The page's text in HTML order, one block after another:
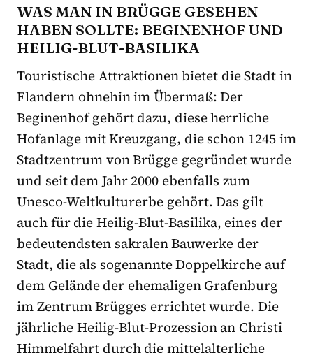
WAS MAN IN BRÜGGE GESEHEN
HABEN SOLLTE: BEGINENHOF UND
HEILIG-BLUT-BASILIKA
Touristische Attraktionen bietet die Stadt in
Flandern ohnehin im Übermaß: Der
Beginenhof gehört dazu, diese herrliche
Hofanlage mit Kreuzgang, die schon 1245 im
Stadtzentrum von Brügge gegründet wurde
und seit dem Jahr 2000 ebenfalls zum
Unesco-Weltkulturerbe gehört. Das gilt
auch für die Heilig-Blut-Basilika, eines der
bedeutendsten sakralen Bauwerke der
Stadt, die als sogenannte Doppelkirche auf
dem Gelände der ehemaligen Grafenburg
im Zentrum Brügges errichtet wurde. Die
jährliche Heilig-Blut-Prozession an Christi
Himmelfahrt durch die mittelalterliche